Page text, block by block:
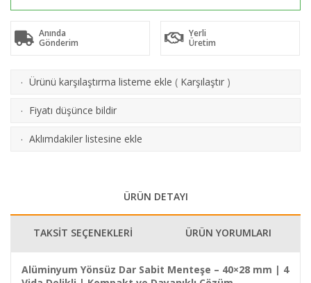
Anında
Gönderim
Yerli
Üretim
· Ürünü karşılaştırma listeme ekle ( Karşılaştır )
· Fiyatı düşünce bildir
· Aklımdakiler listesine ekle
ÜRÜN DETAYI
TAKSİT SEÇENEKLERİ ÜRÜN YORUMLARI
Alüminyum Yönsüz Dar Sabit Menteşe – 40×28 mm | 4